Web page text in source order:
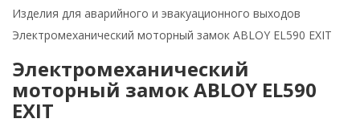
Изделия для аварийного и эвакуационного выходов
Электромеханический моторный замок ABLOY EL590 EXIT
Электромеханический
моторный замок ABLOY EL590
EXIT